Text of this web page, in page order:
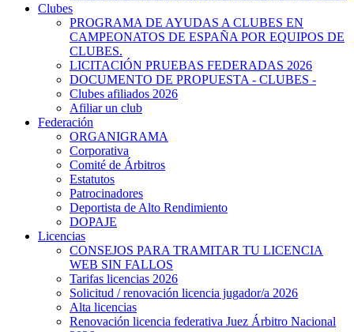
Clubes
PROGRAMA DE AYUDAS A CLUBES EN
CAMPEONATOS DE ESPAÑA POR EQUIPOS DE
CLUBES.
LICITACIÓN PRUEBAS FEDERADAS 2026
DOCUMENTO DE PROPUESTA - CLUBES -
Clubes afiliados 2026
Afiliar un club
Federación
ORGANIGRAMA
Corporativa
Comité de Árbitros
Estatutos
Patrocinadores
Deportista de Alto Rendimiento
DOPAJE
Licencias
CONSEJOS PARA TRAMITAR TU LICENCIA
WEB SIN FALLOS
Tarifas licencias 2026
Solicitud / renovación licencia jugador/a 2026
Alta licencias
Renovación licencia federativa Juez Árbitro Nacional